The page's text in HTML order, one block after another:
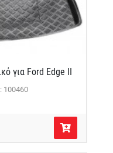
για Ford Edge II
100460